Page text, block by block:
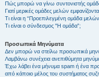
Πώς μπορώ να γίνω συντονιστής
Γιατί μερικές ομάδες μελών
Τι είναι η “Προεπιλεγμένη ομάδα
Τι είναι ο σύνδεσμος "Η ομάδα”;
Προσωπικά Μηνύματα
Δεν μπορώ να στείλω προσωπικά
Λαμβάνω συνέχεια ανεπιθύμητα
Έχω λάβει ένα μήνυμα spam ή ένα
από κάποιο μέλος του συστήματος